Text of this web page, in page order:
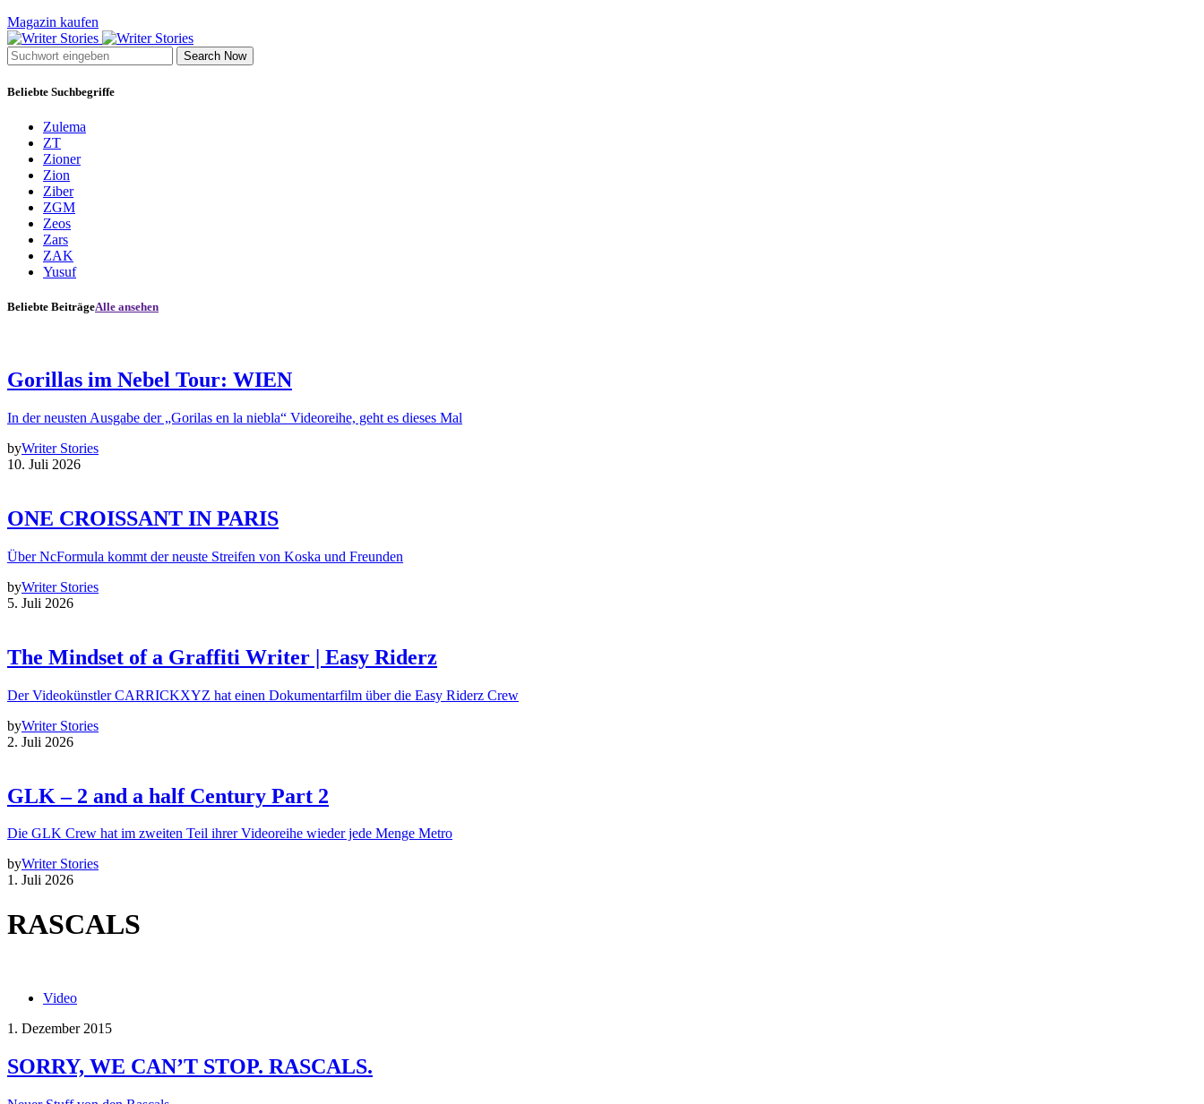
Magazin kaufen
Search Now
Beliebte Suchbegriffe
Zulema
ZT
Zioner
Zion
Ziber
ZGM
Zeos
Zars
ZAK
Yusuf
Beliebte BeiträgeAlle ansehen
Gorillas im Nebel Tour: WIEN
In der neusten Ausgabe der „Gorilas en la niebla“ Videoreihe, geht es dieses Mal
byWriter Stories
10. Juli 2026
ONE CROISSANT IN PARIS
Über NcFormula kommt der neuste Streifen von Koska und Freunden
byWriter Stories
5. Juli 2026
The Mindset of a Graffiti Writer | Easy Riderz
Der Videokünstler CARRICKXYZ hat einen Dokumentarfilm über die Easy Riderz Crew
byWriter Stories
2. Juli 2026
GLK – 2 and a half Century Part 2
Die GLK Crew hat im zweiten Teil ihrer Videoreihe wieder jede Menge Metro
byWriter Stories
1. Juli 2026
RASCALS
Video
1. Dezember 2015
SORRY, WE CAN’T STOP. RASCALS.